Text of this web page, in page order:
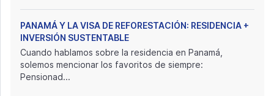
PANAMÁ Y LA VISA DE REFORESTACIÓN: RESIDENCIA +
INVERSIÓN SUSTENTABLE
Cuando hablamos sobre la residencia en Panamá,
solemos mencionar los favoritos de siempre:
Pensionad...